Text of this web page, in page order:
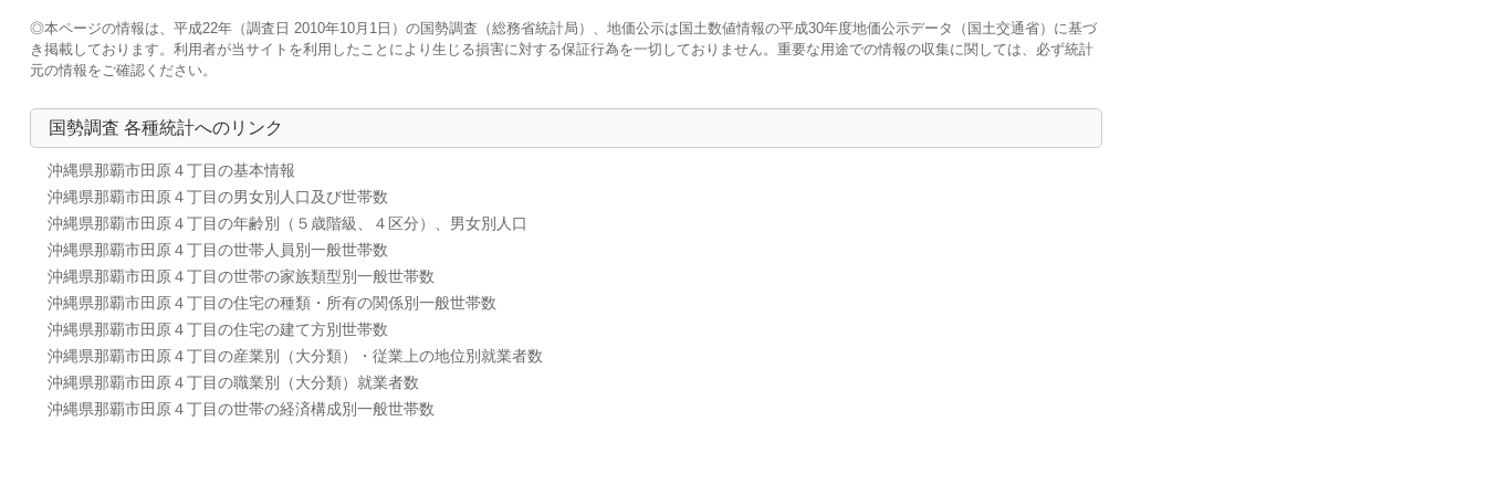
◎本ページの情報は、平成22年（調査日 2010年10月1日）の国勢調査（総務省統計局）、地価公示は国土数値情報の平成30年度地価公示データ（国土交通省）に基づ
き掲載しております。利用者が当サイトを利用したことにより生じる損害に対する保証行為を一切しておりません。重要な用途での情報の収集に関しては、必ず統計
元の情報をご確認ください。
国勢調査 各種統計へのリンク
沖縄県那覇市田原４丁目の基本情報
沖縄県那覇市田原４丁目の男女別人口及び世帯数
沖縄県那覇市田原４丁目の年齢別（５歳階級、４区分）、男女別人口
沖縄県那覇市田原４丁目の世帯人員別一般世帯数
沖縄県那覇市田原４丁目の世帯の家族類型別一般世帯数
沖縄県那覇市田原４丁目の住宅の種類・所有の関係別一般世帯数
沖縄県那覇市田原４丁目の住宅の建て方別世帯数
沖縄県那覇市田原４丁目の産業別（大分類）・従業上の地位別就業者数
沖縄県那覇市田原４丁目の職業別（大分類）就業者数
沖縄県那覇市田原４丁目の世帯の経済構成別一般世帯数